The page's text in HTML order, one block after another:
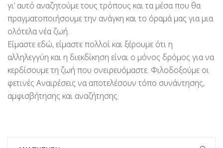
γι’ αυτό αναζητούμε τους τρόπους και τα μέσα που θα
πραγματοποιήσουμε την ανάγκη και το όραμά μας για μια
ολότελα νέα ζωή.
Είμαστε εδώ, είμαστε πολλοί και ξέρουμε ότι η
αλληλεγγύη και η διεκδίκηση είναι ο μόνος δρόμος για να
κερδίσουμε τη ζωή που ονειρευόμαστε. Φιλοδοξούμε οι
φετινές Αναιρέσεις να αποτελέσουν τόπο συνάντησης,
αμφισβήτησης και αναζήτησης.